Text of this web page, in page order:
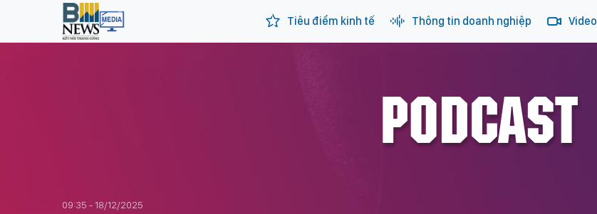
Tiêu điểm kinh tế Thông tin doanh nghiệp Video
PODCAST
09:35 - 18/12/2025